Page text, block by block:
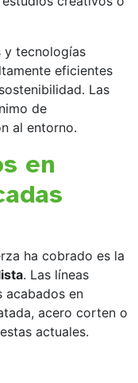
y tecnologías
eficientes
Las
de
al entorno.
en
ha cobrado es la
. Las líneas
acabados en
acero corten o
actuales.